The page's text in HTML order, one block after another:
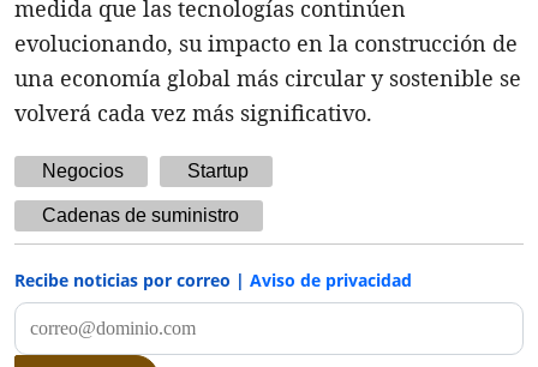
medida que las tecnologías continúen
evolucionando, su impacto en la construcción de
una economía global más circular y sostenible se
volverá cada vez más significativo.
Negocios Startup
Cadenas de suministro
Recibe noticias por correo | Aviso de privacidad